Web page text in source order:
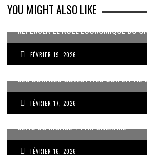
YOU MIGHT ALSO LIKE
REPENSER LE RÔLE ÉCONOMIQUE DU
FÉVRIER 19, 2026
DES DONNÉES OBJECTIVES SUR LA VIE
FÉVRIER 17, 2026
« UN GOSIER FIER, FORT ET
DÉFIS DU MONDE » PAR G.JEANNE
FÉVRIER 16, 2026